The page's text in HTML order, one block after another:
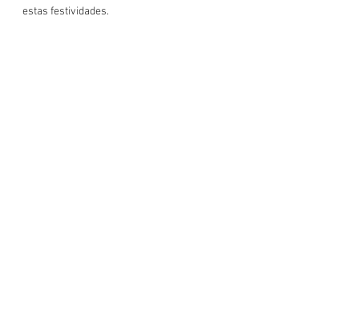
estas festividades.